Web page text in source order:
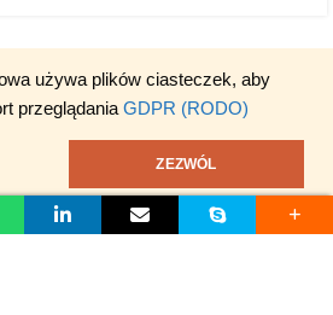
używa plików ciasteczek, aby
przeglądania GDPR (RODO)
ZEZWÓL